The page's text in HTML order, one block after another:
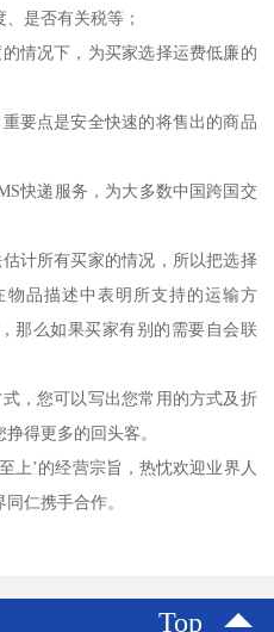
是否有关税等；
情况下，为买家选择运费低廉的
要点是安全快速的将售出的商品
快递服务，为大多数中国跨国交
计所有买家的情况，所以把选择
品描述中表明所支持的运输方
那么如果买家有别的需要自会联
，您可以写出您常用的方式及折
得更多的回头客。
上’的经营宗旨，热忱欢迎业界人
仁携手合作。
Top